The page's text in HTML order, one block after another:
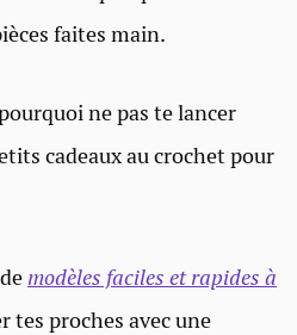
faites main.
ne pas te lancer
cadeaux au crochet pour
modèles faciles et rapides à
tes proches avec une